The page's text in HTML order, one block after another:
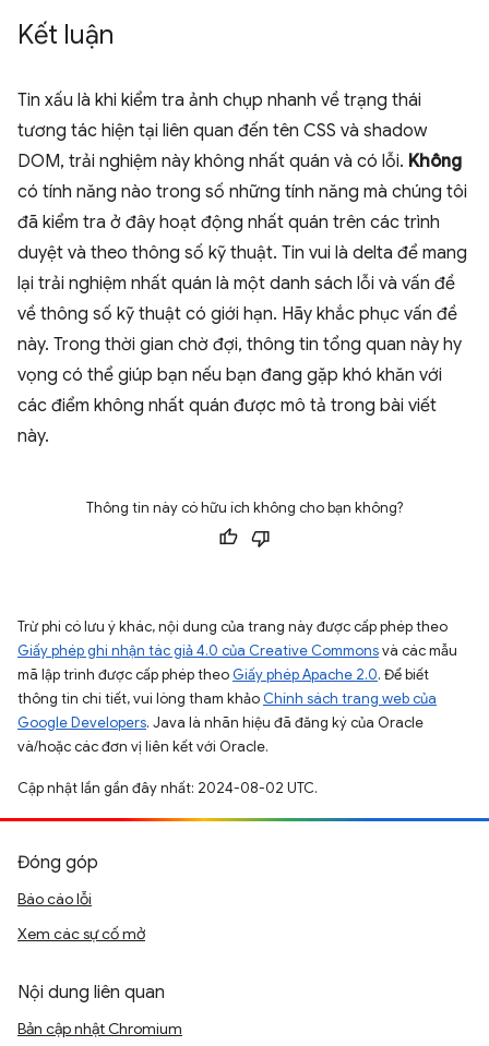
Kết luận
Tin xấu là khi kiểm tra ảnh chụp nhanh về trạng thái
tương tác hiện tại liên quan đến tên CSS và shadow
DOM, trải nghiệm này không nhất quán và có lỗi. Không
có tính năng nào trong số những tính năng mà chúng tôi
đã kiểm tra ở đây hoạt động nhất quán trên các trình
duyệt và theo thông số kỹ thuật. Tin vui là delta để mang
lại trải nghiệm nhất quán là một danh sách lỗi và vấn đề
về thông số kỹ thuật có giới hạn. Hãy khắc phục vấn đề
này. Trong thời gian chờ đợi, thông tin tổng quan này hy
vọng có thể giúp bạn nếu bạn đang gặp khó khăn với
các điểm không nhất quán được mô tả trong bài viết
này.
Thông tin này có hữu ích không cho bạn không?
Trừ phi có lưu ý khác, nội dung của trang này được cấp phép theo
Giấy phép ghi nhận tác giả 4.0 của Creative Commonsvà các mẫu
mã lập trình được cấp phép theo Giấy phép Apache 2.0. Để biết
thông tin chi tiết, vui lòng tham khảo Chính sách trang web của
Google Developers. Java là nhãn hiệu đã đăng ký của Oracle
và/hoặc các đơn vị liên kết với Oracle.
Cập nhật lần gần đây nhất: 2024-08-02 UTC.
Đóng góp
Báo cáo lỗi
Xem các sự cố mở
Nội dung liên quan
Bản cập nhật Chromium